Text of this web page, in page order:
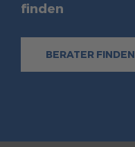
finden
BERATER FINDEN